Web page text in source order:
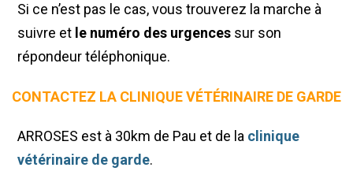
Si ce n’est pas le cas, vous trouverez la marche à
suivre et le numéro des urgences sur son
répondeur téléphonique.
CONTACTEZ LA CLINIQUE VÉTÉRINAIRE DE GARDE
ARROSES est à 30km de Pau et de la clinique
vétérinaire de garde.